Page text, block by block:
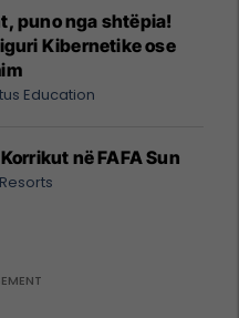
puno nga shtëpia!
Kibernetike ose
Education
në FAFA Sun